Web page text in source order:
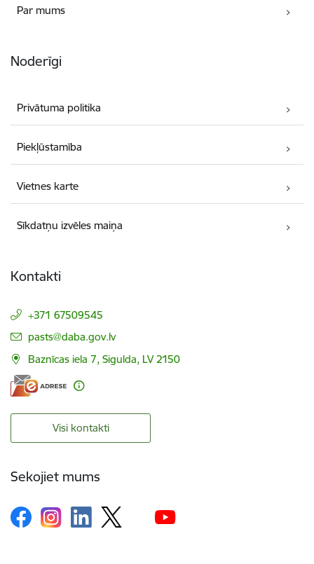
Par mums
Noderīgi
Privātuma politika
Piekļūstamība
Vietnes karte
Sīkdatņu izvēles maiņa
Kontakti
+371 67509545
E-pasts:
pasts@daba.gov.lv
Baznīcas iela 7, Sigulda, LV 2150
Visi kontakti
Sekojiet mums